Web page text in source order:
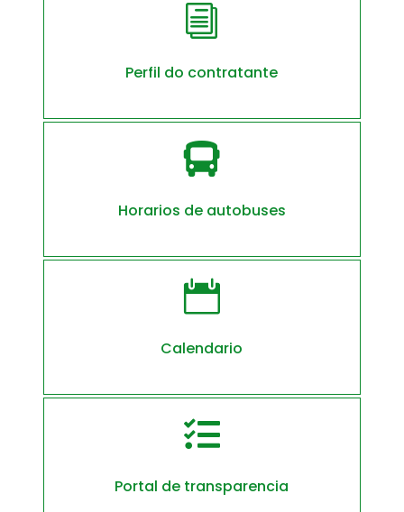
i
Perfil do contratante

Horarios de autobuses

Calendario

Portal de transparencia